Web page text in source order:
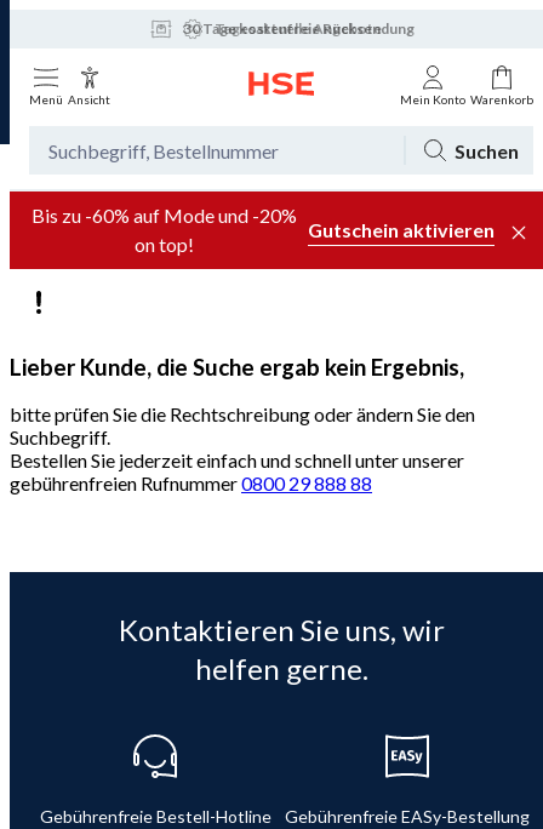
30 Tage kostenfreie Rücksendung
Tagesaktuelle Angebote
Menü Ansicht Mein Konto Warenkorb
Suchen
Bis zu -60% auf Mode und -20%
on top!
Gutschein aktivieren
Lieber Kunde, die Suche ergab kein Ergebnis,
bitte prüfen Sie die Rechtschreibung oder ändern Sie den
Suchbegriff.
Bestellen Sie jederzeit einfach und schnell unter unserer
gebührenfreien Rufnummer0800 29 888 88
Kontaktieren Sie uns, wir
helfen gerne.
Gebührenfreie Bestell-Hotline Gebührenfreie EASy-Bestellung